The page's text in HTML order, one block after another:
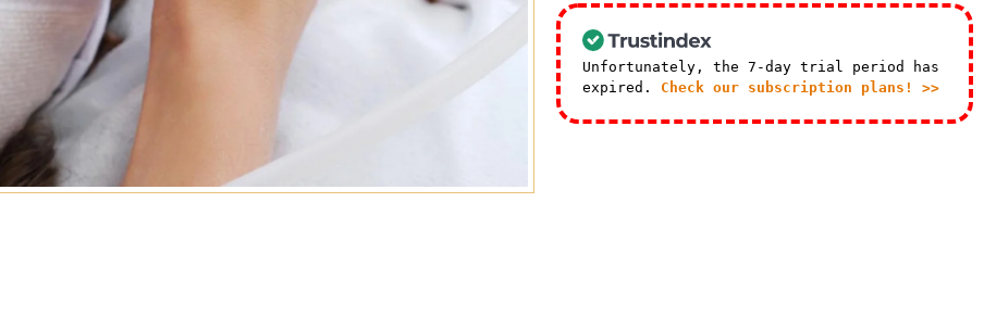
Unfortunately, the 7-day trial period has
expired. Check our subscription plans! >>